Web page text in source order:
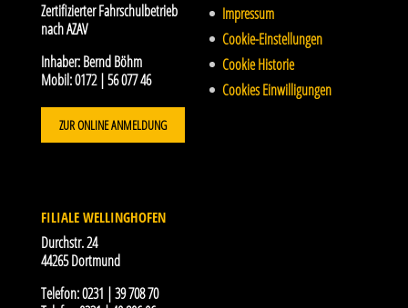
Zertifizierter Fahrschulbetrieb
nach AZAV
Inhaber:Bernd Böhm
Mobil:0172 | 56 077 46
ZUR ONLINE ANMELDUNG
Impressum
Cookie-Einstellungen
Cookie Historie
Cookies Einwilligungen
FILIALE WELLINGHOFEN
Durchstr. 24
44265 Dortmund
Telefon:0231 | 39 708 70